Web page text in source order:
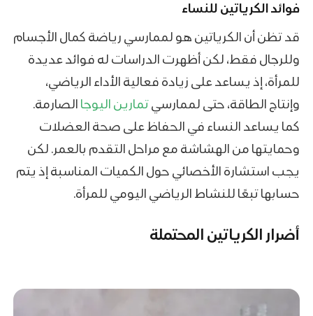
فوائد الكرياتين للنساء
قد تظن أن الكرياتين هو لممارسي رياضة كمال الأجسام
وللرجال فقط، لكن أظهرت الدراسات له فوائد عديدة
للمرأة، إذ يساعد على زيادة فعالية الأداء الرياضي،
وإنتاج الطاقة، حتى لممارسيتمارين اليوجا الصارمة.
كما يساعد النساء في الحفاظ على صحة العضلات
وحمايتها من الهشاشة مع مراحل التقدم بالعمر. لكن
يجب استشارة الأخصائي حول الكميات المناسبة إذ يتم
حسابها تبعًا للنشاط الرياضي اليومي للمرأة.
أضرار الكرياتين المحتملة